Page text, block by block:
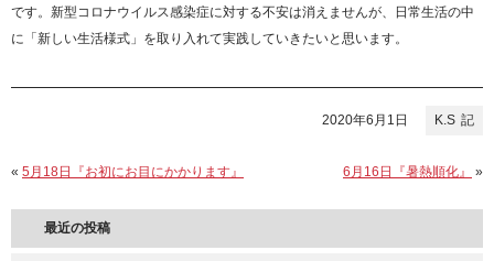
です。新型コロナウイルス感染症に対する不安は消えませんが、日常生活の中
に「新しい生活様式」を取り入れて実践していきたいと思います。
K.S
2020年6月1日
« 5月18日『お初にお目にかかります』 6月16日『暑熱順化』 »
最近の投稿